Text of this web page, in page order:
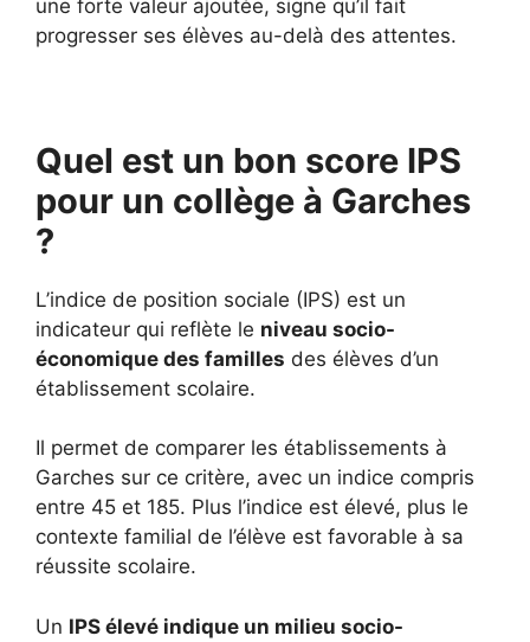
une forte valeur ajoutée, signe qu’il fait
progresser ses élèves au-delà des attentes.
Quel est un bon score IPS
pour un collège à Garches
?
L’indice de position sociale (IPS) est un
indicateur qui reflète le niveau socio-
économique des familles des élèves d’un
établissement scolaire.
Il permet de comparer les établissements à
Garches sur ce critère, avec un indice compris
entre 45 et 185. Plus l’indice est élevé, plus le
contexte familial de l’élève est favorable à sa
réussite scolaire.
Un IPS élevé indique un milieu socio-